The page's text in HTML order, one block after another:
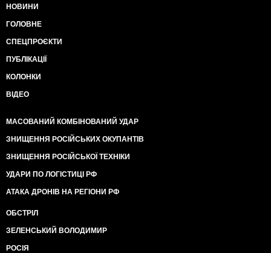
НОВИНИ
ГОЛОВНЕ
СПЕЦПРОЄКТИ
ПУБЛІКАЦІЇ
КОЛОНКИ
ВІДЕО
МАСОВАНИЙ КОМБІНОВАНИЙ УДАР
ЗНИЩЕННЯ РОСІЙСЬКИХ ОКУПАНТІВ
ЗНИЩЕННЯ РОСІЙСЬКОЇ ТЕХНІКИ
УДАРИ ПО ЛОГІСТИЦІ РФ
АТАКА ДРОНІВ НА РЕГІОНИ РФ
ОБСТРІЛ
ЗЕЛЕНСЬКИЙ ВОЛОДИМИР
РОСІЯ